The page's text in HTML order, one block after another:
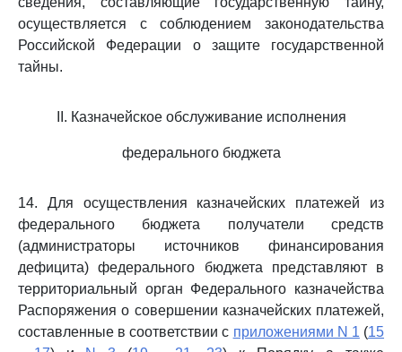
осуществляется с соблюдением законодательства
Российской Федерации о защите государственной
тайны.
II. Казначейское обслуживание исполнения
федерального бюджета
14. Для осуществления казначейских платежей из
федерального бюджета получатели средств
(администраторы источников финансирования
дефицита) федерального бюджета представляют в
территориальный орган Федерального казначейства
Распоряжения о совершении казначейских платежей,
составленные в соответствии с приложениями N 1 (15